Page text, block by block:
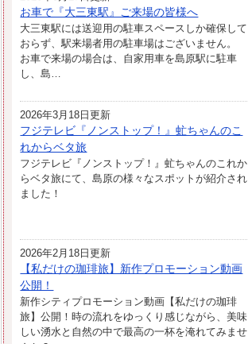
お車で『大三東駅』ご来場の皆様へ
大三東駅には送迎用の駐車スペースしか確保して
おらず、駅来場者用の駐車場はございません。
お車で来場の場合は、自家用車を島原駅に駐車
し、島…
2026年3月18日更新
フジテレビ『ノンストップ！』虻ちゃんのこ
れからベタ旅
フジテレビ『ノンストップ！』虻ちゃんのこれか
らベタ旅にて、島原の様々なスポットが紹介され
ました！
2026年2月18日更新
【私だけの珈琲旅】新作プロモーション動画
公開！
新作シティプロモーション動画【私だけの珈琲
旅】公開！時の流れをゆっくり感じながら、美味
しい湧水と自然の中で最高の一杯を淹れてみませ